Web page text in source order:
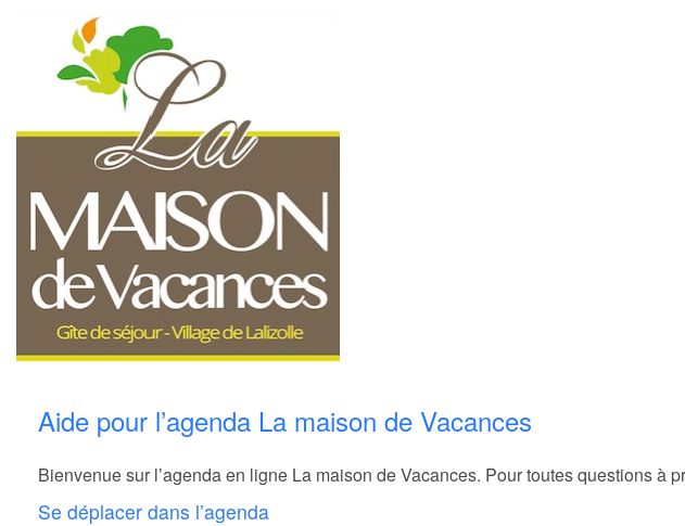
Aide pour l’agenda La maison de Vacances
Bienvenue sur l’agenda en ligne La maison de Vacances. Pour toutes questions à
Se déplacer dans l’agenda